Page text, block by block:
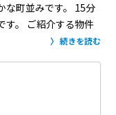
町並みです。
15分
。
ご紹介する物件
ザイナーズ。お散歩
ます。
備が整っているので
続きを読む